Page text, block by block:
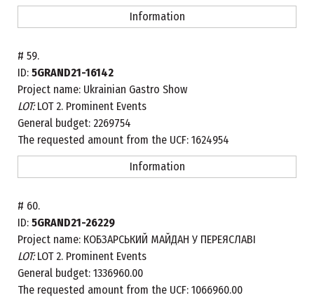
Information
# 59.
ID: 5GRAND21-16142
Project name: Ukrainian Gastro Show
LOT:LOT 2. Prominent Events
General budget: 2269754
The requested amount from the UCF: 1624954
Information
# 60.
ID: 5GRAND21-26229
Project name: КОБЗАРСЬКИЙ МАЙДАН У ПЕРЕЯСЛАВІ
LOT:LOT 2. Prominent Events
General budget: 1336960.00
The requested amount from the UCF: 1066960.00